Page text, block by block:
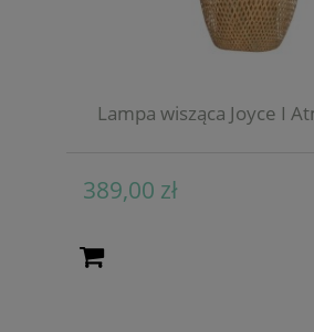
Lampa wisząca Joyce I
389,00 zł